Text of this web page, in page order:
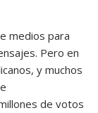
medios para
Pero en
y muchos
de votos